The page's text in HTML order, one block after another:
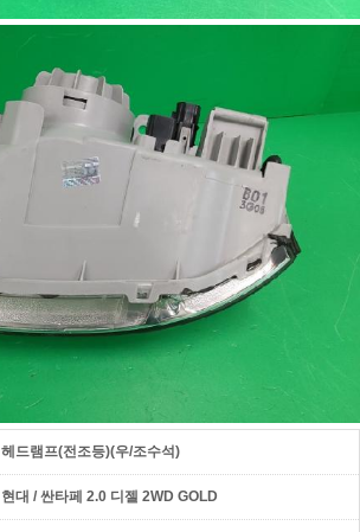
헤드램프(전조등)(우/조수석)
현대 / 싼타페 2.0 디젤 2WD GOLD